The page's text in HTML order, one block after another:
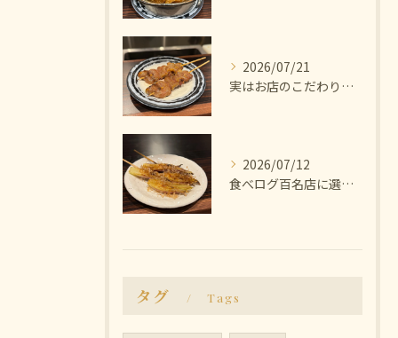
2026/07/21
実はお店のこだわりは塩にあります🧂
2026/07/12
食べログ百名店に選ばれた焼き鳥屋
タグ Tags